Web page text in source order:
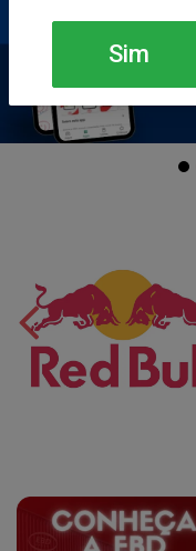
Sim